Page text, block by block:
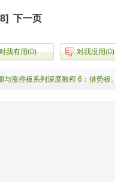
下一页
我有用(0) 对我没用(0)
与涨停板系列深度教程 6：借势板、